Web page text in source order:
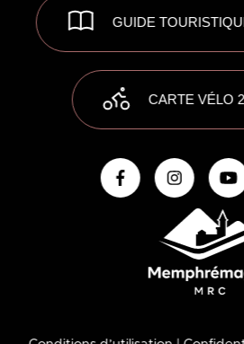
GUIDE
CARTE VÉLO